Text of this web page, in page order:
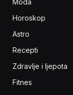
Horoskop
Astro
Recepti
Zdravlje i ljepota
Fitnes